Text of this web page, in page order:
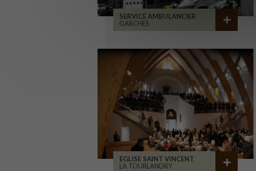
SERVICE AMBULANCIER
GARCHES
EGLISE SAINT VINCENT
LA TOURLANDRY